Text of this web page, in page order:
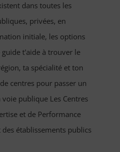
dans toutes les
privées, en
initiale, les options
t'aide à trouver le
ta spécialité et ton
centres pour passer un
voie publique Les Centres
et de Performance
des établissements publics